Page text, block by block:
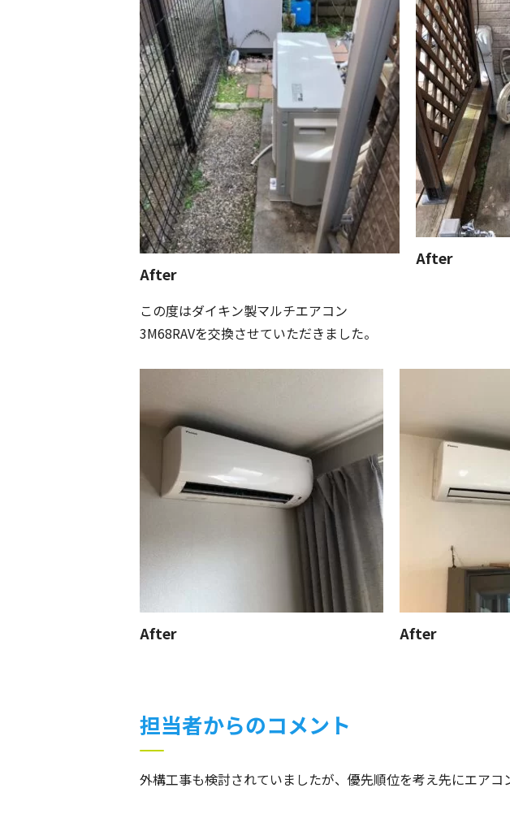
After
この度はダイキン製マルチエアコン
3M68RAVを交換させていただきました。
After
After After
担当者からのコメント
外構工事も検討されていましたが、優先順位を考え先にエア